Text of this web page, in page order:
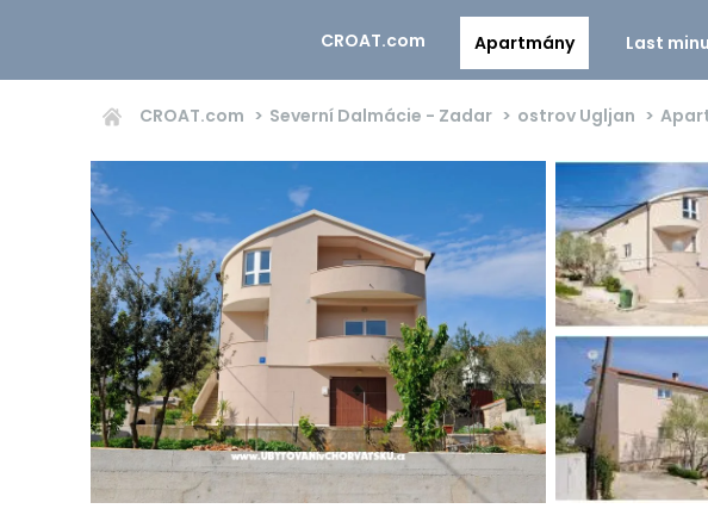
CROAT.com Apartmány Last
CROAT.com Severní Dalmácie - Zadar ostrov Ugljan